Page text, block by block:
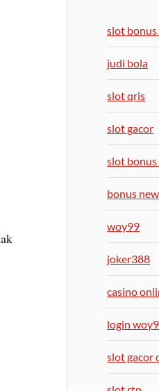
slot
judi bola
slot qris
slot gacor
slot
bonus
woy99
joker388
casino
login
slot gacor